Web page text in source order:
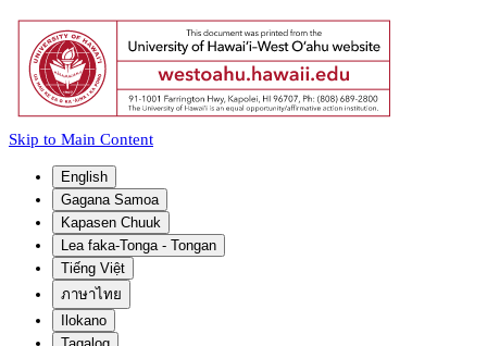
Skip to Main Content
English
Gagana Samoa
Kapasen Chuuk
Lea faka-Tonga - Tongan
Tiếng Việt
ภาษาไทย
Ilokano